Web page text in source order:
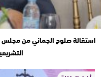
استقالة صلوح الجماني من مجلس